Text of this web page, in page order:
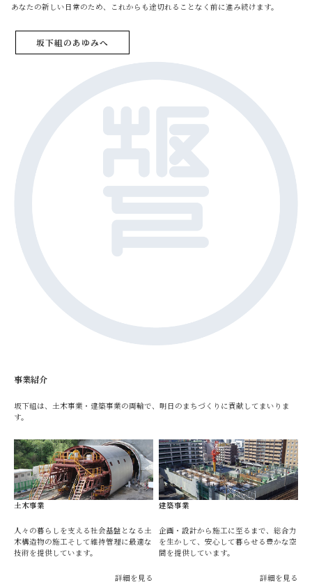
あなたの新しい日常のため、これからも途切れることなく前に進み続けます。
坂下組のあゆみへ
事業紹介
坂下組は、土木事業・建築事業の両輪で、明日のまちづくりに貢献してまいりま
す。
土木事業
人々の暮らしを支える社会基盤となる土
木構造物の施工そして維持管理に最適な
技術を提供しています。
詳細を見る
建築事業
企画・設計から施工に至るまで、総合力
を生かして、安心して暮らせる豊かな空
間を提供しています。
詳細を見る